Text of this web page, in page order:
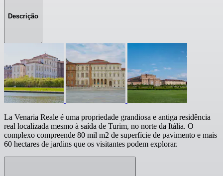
Descrição
La Venaria Reale é uma propriedade grandiosa e antiga residência
real localizada mesmo à saída de Turim, no norte da Itália. O
complexo compreende 80 mil m2 de superfície de pavimento e mais
60 hectares de jardins que os visitantes podem explorar.